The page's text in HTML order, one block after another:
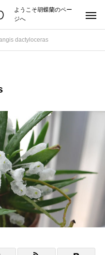
ようこそ胡蝶蘭のペー
ジへ
dactyloceras